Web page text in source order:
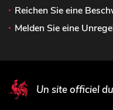
Reichen Sie eine
Melden Sie eine
Un site officiel